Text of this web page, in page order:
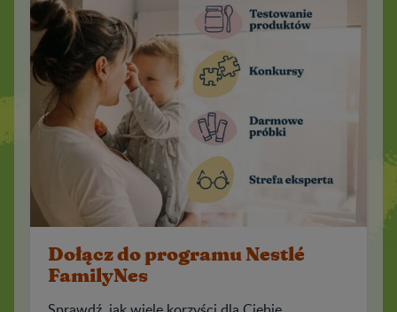
Dołącz do programu Nestlé
FamilyNes